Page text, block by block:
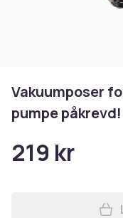
Vakuumposer
pumpe påkrevd!
219 kr